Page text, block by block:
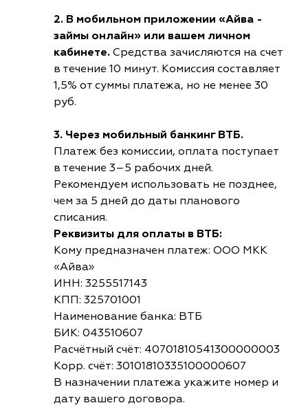
2. В мобильном приложении «Айва -
займы онлайн» или вашем личном
кабинете. Средства зачисляются на счет
в течение 10 минут. Комиссия составляет
1,5% от суммы платежа, но не менее 30
руб.
3. Через мобильный банкинг ВТБ.
Платеж без комиссии, оплата поступает
в течение 3–5 рабочих дней.
Рекомендуем использовать не позднее,
чем за 5 дней до даты планового
списания.
Реквизиты для оплаты в ВТБ:
Кому предназначен платеж: ООО МКК
«Айва»
ИНН: 3255517143
КПП: 325701001
Наименование банка: ВТБ
БИК: 043510607
Расчётный счёт: 40701810541300000003
Корр. счёт: 30101810335100000607
В назначении платежа укажите номер и
дату вашего договора.